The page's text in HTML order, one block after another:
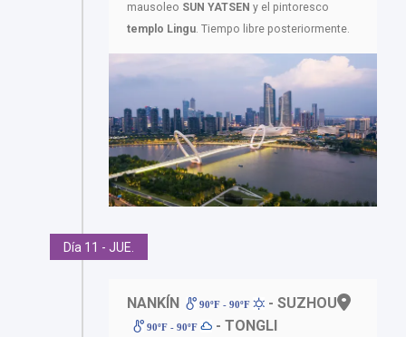
mausoleo SUN YATSEN y el pintoresco
templo Lingu. Tiempo libre posteriormente.
Día 11 - JUE.
NANKÍN 90ºF - 90ºF - SUZHOU
90ºF - 90ºF - TONGLI